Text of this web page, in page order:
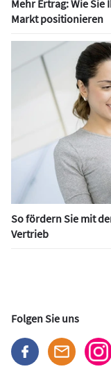
Mehr Ertrag: Wie
Markt positionieren
So fördern Sie mit
Vertrieb
Folgen Sie uns